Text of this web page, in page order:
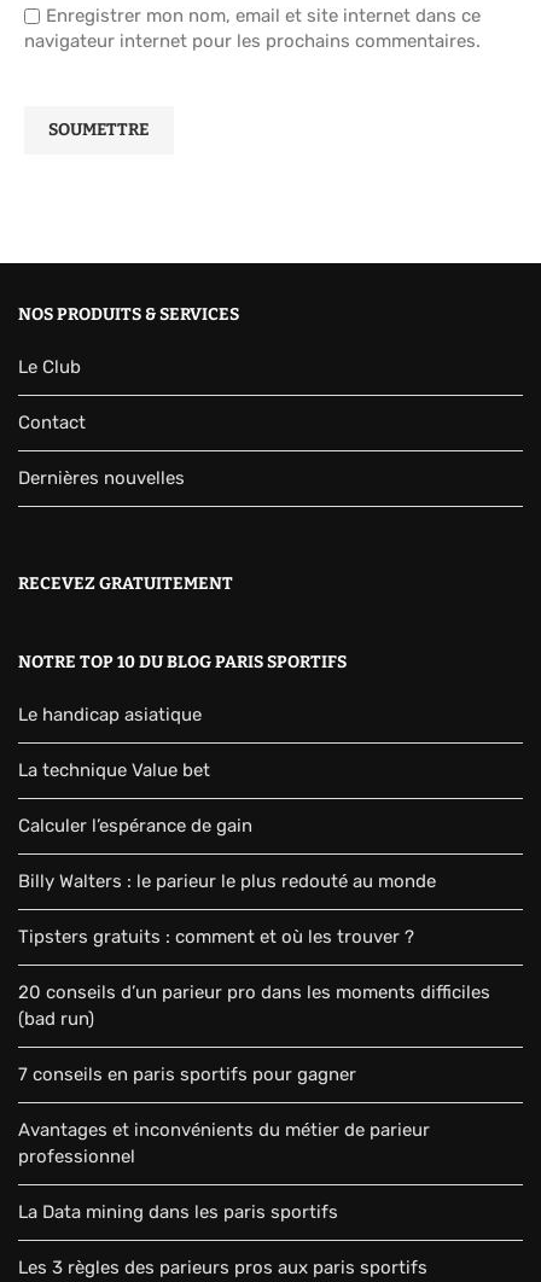
Enregistrer mon nom, email et site internet dans ce
navigateur internet pour les prochains commentaires.
NOS PRODUITS & SERVICES
Le Club
Contact
Dernières nouvelles
RECEVEZ GRATUITEMENT
NOTRE TOP 10 DU BLOG PARIS SPORTIFS
Le handicap asiatique
La technique Value bet
Calculer l’espérance de gain
Billy Walters : le parieur le plus redouté au monde
Tipsters gratuits : comment et où les trouver ?
20 conseils d’un parieur pro dans les moments difficiles
(bad run)
7 conseils en paris sportifs pour gagner
Avantages et inconvénients du métier de parieur
professionnel
La Data mining dans les paris sportifs
Les 3 règles des parieurs pros aux paris sportifs